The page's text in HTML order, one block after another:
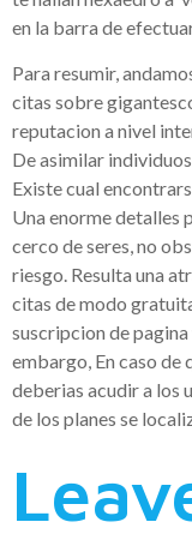
en la barra de
Para resumir,
citas sobre
reputacion a nivel
De asimilar
Existe cual
Una enorme detalles
cerco de seres, no
riesgo. Resulta una
citas de modo
suscripcion de
embargo, En caso de
deberias acudir a los
de los planes se